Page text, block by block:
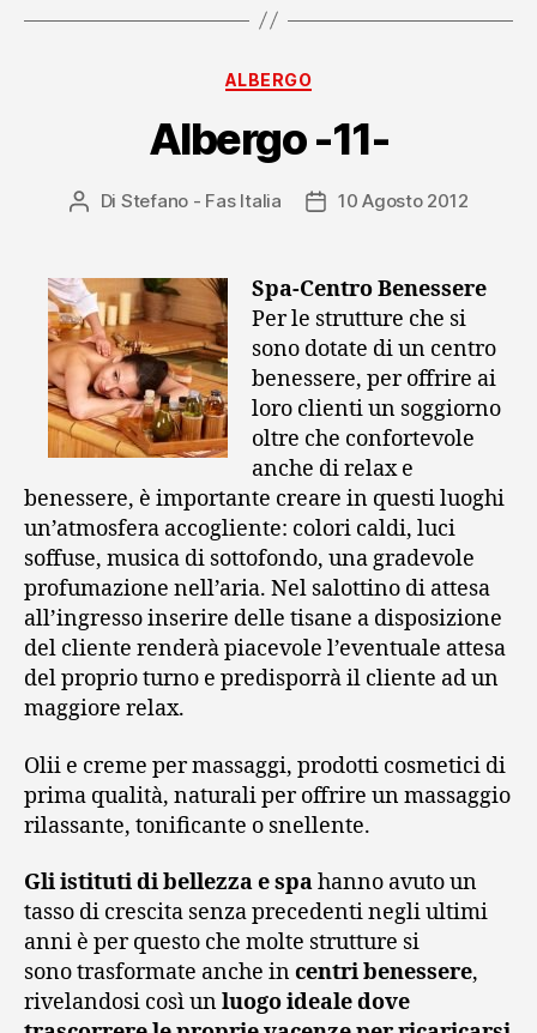
Categorie
ALBERGO
Albergo -11-
Autore
Di Stefano - Fas Italia
Data10 Agosto 2012
Spa-Centro Benessere
Per le strutture che si
sono dotate di un centro
benessere, per offrire ai
loro clienti un soggiorno
oltre che confortevole
anche di relax e
benessere, è importante creare in questi luoghi
un’atmosfera accogliente: colori caldi, luci
soffuse, musica di sottofondo, una gradevole
profumazione nell’aria. Nel salottino di attesa
all’ingresso inserire delle tisane a disposizione
del cliente renderà piacevole l’eventuale attesa
del proprio turno e predisporrà il cliente ad un
maggiore relax.
Olii e creme per massaggi, prodotti cosmetici di
prima qualità, naturali per offrire un massaggio
rilassante, tonificante o snellente.
Gli istituti di bellezza e spahanno avuto un
tasso di crescita senza precedenti negli ultimi
anni è per questo che molte strutture si
sono trasformate anche incentri benessere,
rivelandosi così unluogo ideale dove